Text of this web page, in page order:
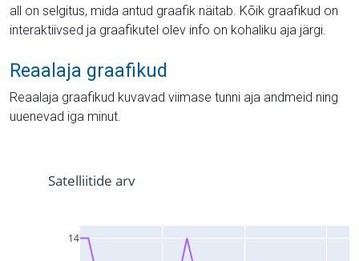
all on selgitus, mida antud graafik näitab. Kõik graafikud on
interaktiivsed ja graafikutel olev info on kohaliku aja järgi.
Reaalaja graafikud
Reaalaja graafikud kuvavad viimase tunni aja andmeid ning
uuenevad iga minut.